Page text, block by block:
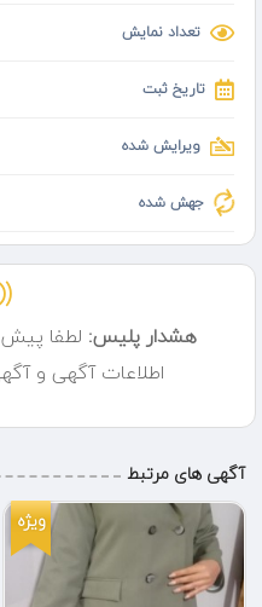
برگزیدگان دوره به عنوان مدرس
جهت کسب اطلاعات بیشتر با
تعداد نمایش
تاریخ ثبت
ویرایش شده
جهش شده
هشدار پلیس: لطفا
اطلاعات آگهی و
آگهی های مرتبط
ویژه